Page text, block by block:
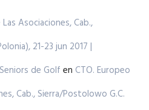
Asociaciones, Cab.,
21-23 jun 2017 |
de Golf en CTO. Europeo
Cab., Sierra/Postolowo G.C.